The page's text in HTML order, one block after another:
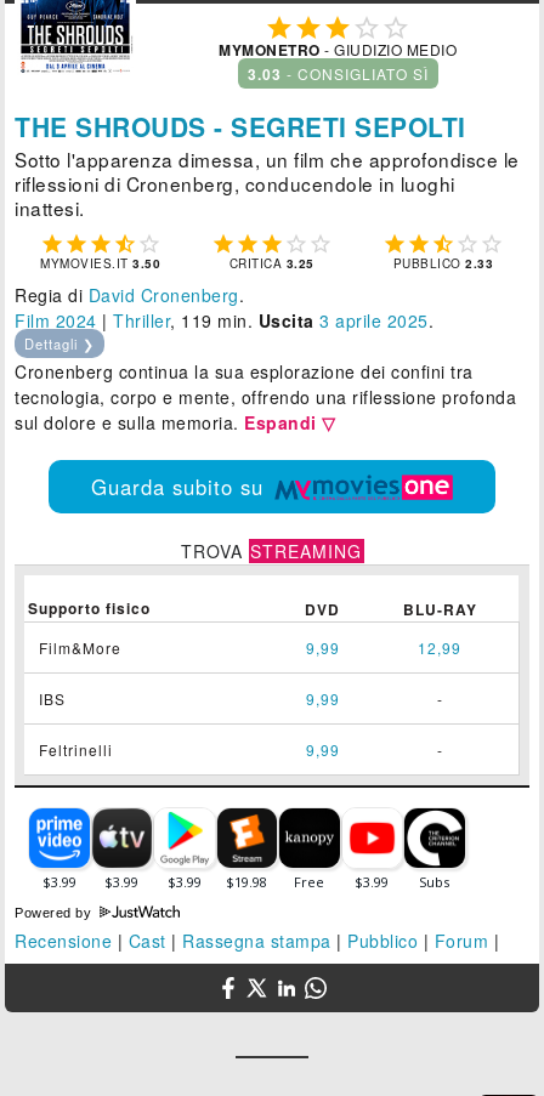
  
MYMONETRO - GIUDIZIO MEDIO
3.03 - CONSIGLIATO SÌ
THE SHROUDS - SEGRETI SEPOLTI
Sotto l'apparenza dimessa, un film che approfondisce le
riflessioni di Cronenberg, conducendole in luoghi
inattesi.
    
MYMOVIES.IT3.50
    
CRITICA 3.25
    
PUBBLICO2.33
Regia di David Cronenberg.
Film 2024 |Thriller, 119 min. Uscita 3 aprile 2025.
Dettagli ❯
Cronenberg continua la sua esplorazione dei confini tra
tecnologia, corpo e mente, offrendo una riflessione profonda
sul dolore e sulla memoria. Espandi ▽
Guarda subito su
TROVA STREAMING
Supporto fisico DVD BLU-RAY
Film&More 9,99 12,99
IBS 9,99 -
Feltrinelli 9,99 -
Powered by
Recensione | Cast | Rassegna stampa | Pubblico | Forum |